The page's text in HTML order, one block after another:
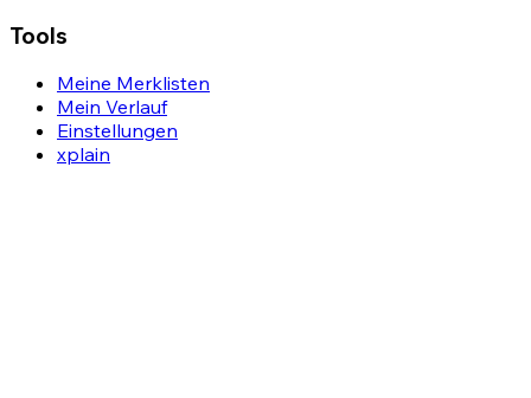
Tools
Meine Merklisten
Mein Verlauf
Einstellungen
xplain